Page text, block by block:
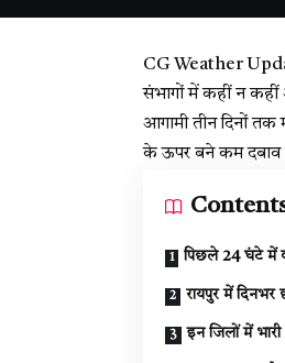
CG Weather
संभागों में कहीं न कहीं
आगामी तीन दिनों तक
के ऊपर बने कम दबाव के
पिछले 24 घंटे में
रायपुर में दिनभर
इन जिलों में भारी